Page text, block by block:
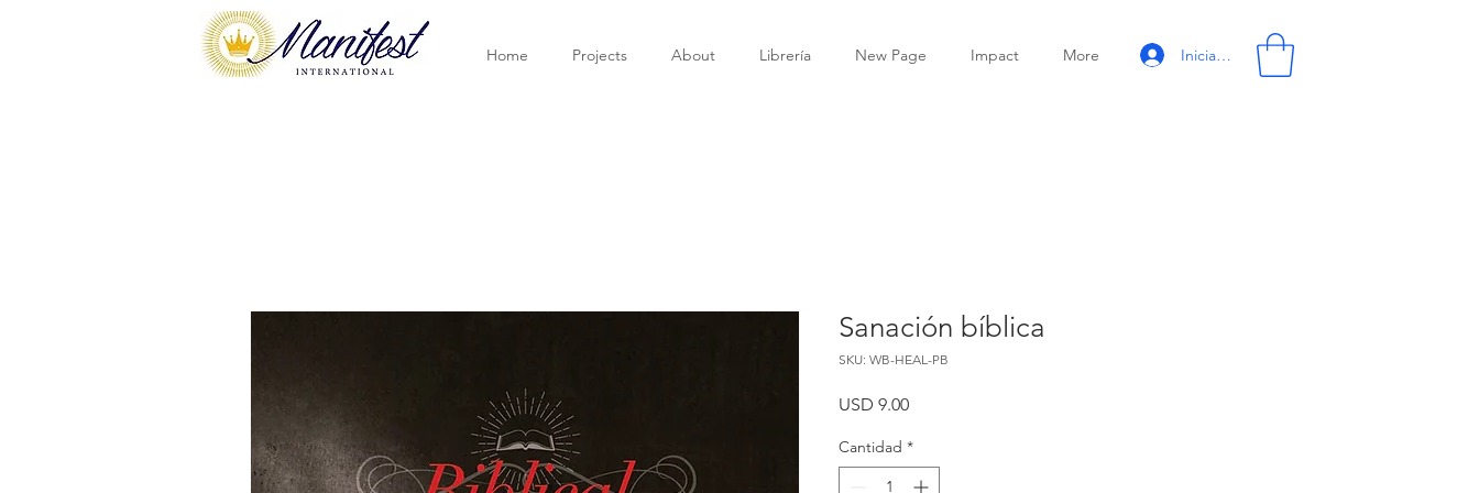
Home Projects About Librería New Page Impact More Iniciar sesión
Sanación bíblica
SKU: WB-HEAL-PB
USD 9.00Precio
Cantidad *